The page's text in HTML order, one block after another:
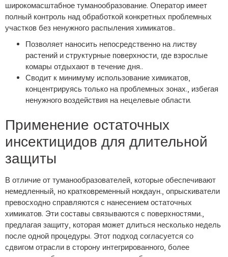
широкомасштабное туманообразование. Оператор имеет
полный контроль над обработкой конкретных проблемных
участков без ненужного распыления химикатов..
Позволяет наносить непосредственно на листву
растений и структурные поверхности, где взрослые
комары отдыхают в течение дня..
Сводит к минимуму использование химикатов,
концентрируясь только на проблемных зонах., избегая
ненужного воздействия на нецелевые области.
Применение остаточных
инсектицидов для длительной
защиты
В отличие от туманообразователей, которые обеспечивают
немедленный, но кратковременный нокдаун., опрыскиватели
превосходно справляются с нанесением остаточных
химикатов. Эти составы связываются с поверхностями.,
предлагая защиту, которая может длиться несколько недель
после одной процедуры. Этот подход согласуется со
сдвигом отрасли в сторону интегрированного, более